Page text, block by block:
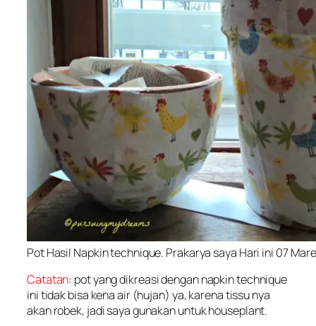
Pot Hasil Napkin technique. Prakarya saya Hari ini 07
Catatan: pot yang dikreasi dengan napkin technique
ini tidak bisa kena air (hujan) ya, karena tissu nya
akan robek, jadi saya gunakan untuk houseplant.